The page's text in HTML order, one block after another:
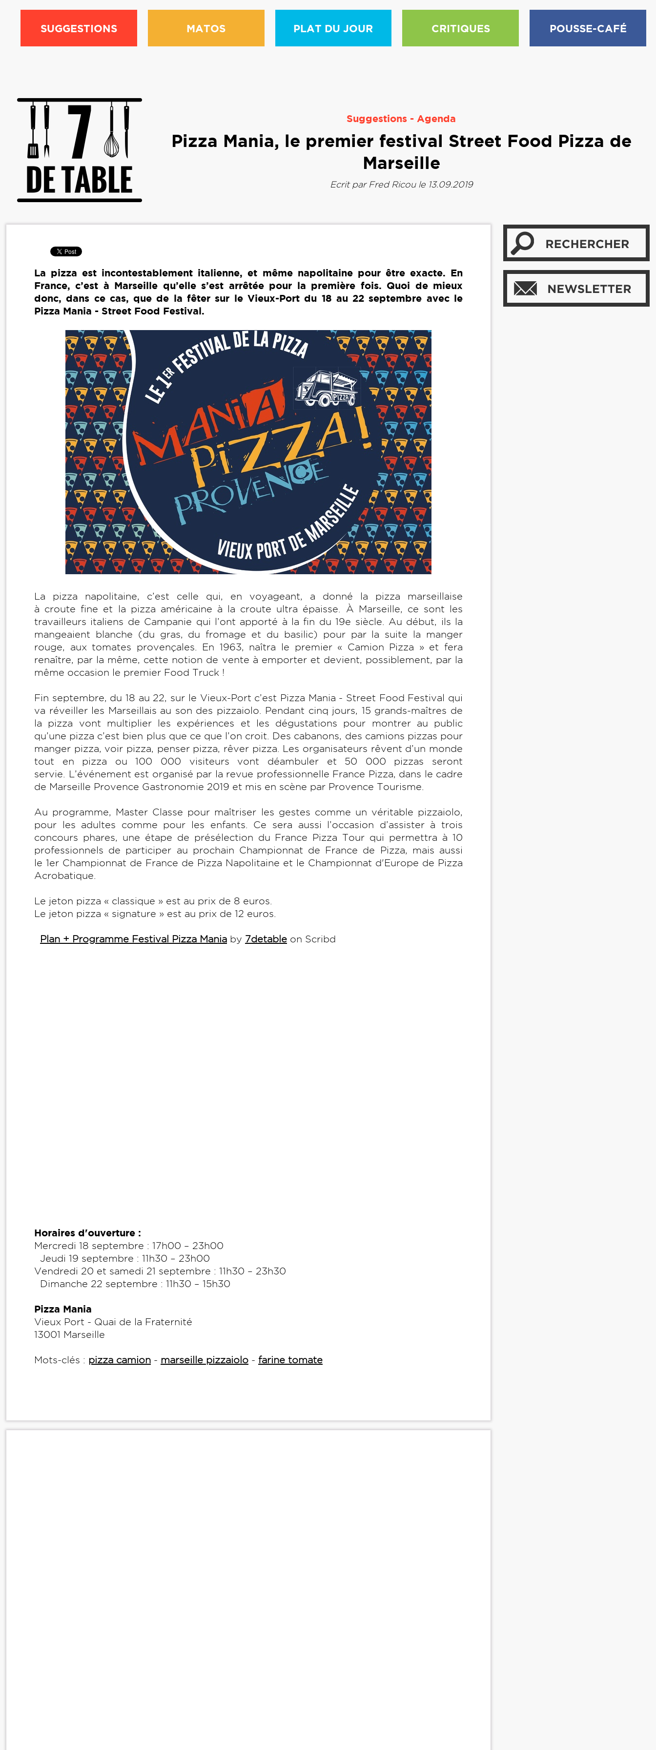
SUGGESTIONS MATOS PLAT DU JOUR CRITIQUES POUSSE-CAFÉ
Suggestions - Agenda
Pizza Mania, le premier festival Street Food Pizza de
Marseille
Ecrit par Fred Ricoule 13.09.2019
La pizza est incontestablement italienne, et même napolitaine pour être exacte. En
France, c’est à Marseille qu’elle s’est arrêtée pour la première fois. Quoi de mieux
donc, dans ce cas, que de la fêter sur le Vieux-Port du 18 au 22 septembre avec le
Pizza Mania - Street Food Festival.
La pizza napolitaine, c’est celle qui, en voyageant, a donné la pizza marseillaise
à croute fine et la pizza américaine à la croute ultra épaisse. À Marseille, ce sont les
travailleurs italiens de Campanie qui l’ont apporté à la fin du 19e siècle. Au début, ils la
mangeaient blanche (du gras, du fromage et du basilic) pour par la suite la manger
rouge, aux tomates provençales. En 1963, naîtra le premier « Camion Pizza » et fera
renaître, par la même, cette notion de vente à emporter et devient, possiblement, par la
même occasion le premier Food Truck !
Fin septembre, du 18 au 22, sur le Vieux-Port c’est Pizza Mania - Street Food Festival qui
va réveiller les Marseillais au son des pizzaiolo. Pendant cinq jours, 15 grands-maîtres de
la pizza vont multiplier les expériences et les dégustations pour montrer au public
qu’une pizza c’est bien plus que ce que l’on croit. Des cabanons, des camions pizzas pour
manger pizza, voir pizza, penser pizza, rêver pizza. Les organisateurs rêvent d’un monde
tout en pizza ou 100 000 visiteurs vont déambuler et 50 000 pizzas seront
servie. L’événement est organisé par la revue professionnelle France Pizza, dans le cadre
de Marseille Provence Gastronomie 2019 et mis en scène par Provence Tourisme.
Au programme, Master Classe pour maîtriser les gestes comme un véritable pizzaiolo,
pour les adultes comme pour les enfants. Ce sera aussi l’occasion d’assister à trois
concours phares, une étape de présélection du France Pizza Tour qui permettra à 10
professionnels de participer au prochain Championnat de France de Pizza, mais aussi
le 1er Championnat de France de Pizza Napolitaine et le Championnat d'Europe de Pizza
Acrobatique.
Le jeton pizza « classique » est au prix de 8 euros.
Le jeton pizza « signature » est au prix de 12 euros.
Plan + Programme Festival Pizza Mania by 7detable on Scribd
Horaires d'ouverture :
Mercredi 18 septembre : 17h00 – 23h00
Jeudi 19 septembre : 11h30 – 23h00
Vendredi 20 et samedi 21 septembre : 11h30 – 23h30
Dimanche 22 septembre : 11h30 – 15h30
Pizza Mania
Vieux Port - Quai de la Fraternité
13001 Marseille
Mots-clés : pizza camion - marseille pizzaiolo - farine tomate